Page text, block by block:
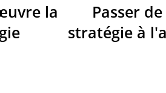
la
Passer
stratégie à